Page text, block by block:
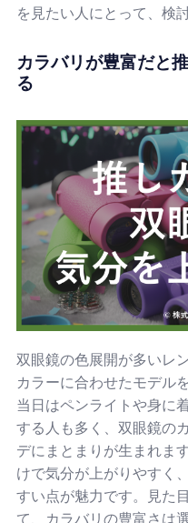
を見たい人にとって、検
カラバリが豊富だと
る
双眼鏡の色展開が多いレ
カラーに合わせたモデル
当日はペンライトや身に
する人も多く、双眼鏡の
デにまとまりが生まれま
けで気分が上がりやすく
すい点が魅力です。見た
て、カラバリの豊富さは